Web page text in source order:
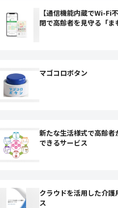
【通信機能内蔵でWi-Fi
閉で高齢者を見守る「ま
マゴコロボタン
新たな生活様式で高齢者
できるサービス
クラウドを活用した介護
ス